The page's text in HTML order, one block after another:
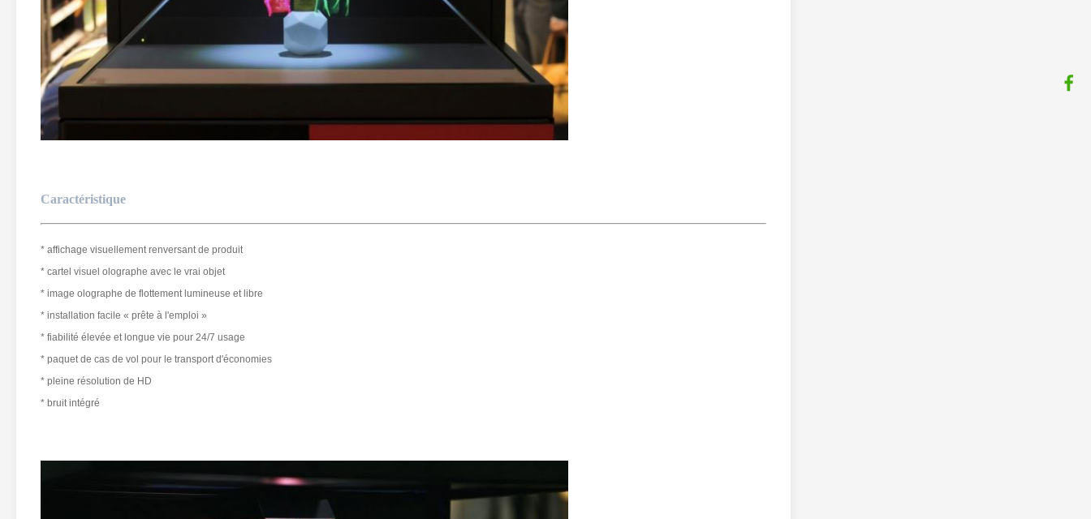
Caractéristique
* affichage visuellement renversant de produit
* cartel visuel olographe avec le vrai objet
* image olographe de flottement lumineuse et libre
* installation facile « prête à l'emploi »
* fiabilité élevée et longue vie pour 24/7 usage
* paquet de cas de vol pour le transport d'économies
* pleine résolution de HD
* bruit intégré